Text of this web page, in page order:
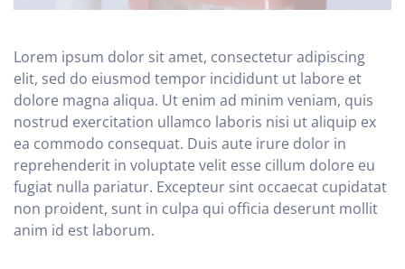
Lorem ipsum dolor sit amet, consectetur adipiscing
elit, sed do eiusmod tempor incididunt ut labore et
dolore magna aliqua. Ut enim ad minim veniam, quis
nostrud exercitation ullamco laboris nisi ut aliquip ex
ea commodo consequat. Duis aute irure dolor in
reprehenderit in voluptate velit esse cillum dolore eu
fugiat nulla pariatur. Excepteur sint occaecat cupidatat
non proident, sunt in culpa qui officia deserunt mollit
anim id est laborum.